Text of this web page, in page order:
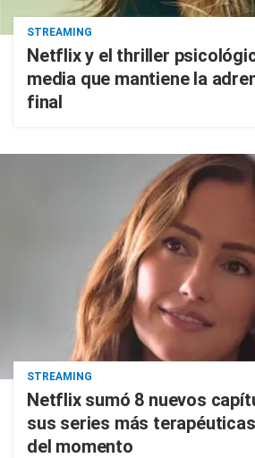
STREAMING
Netflix y el thriller
media que mantiene la
final
STREAMING
Netflix sumó 8 nuevos
sus series más
del momento